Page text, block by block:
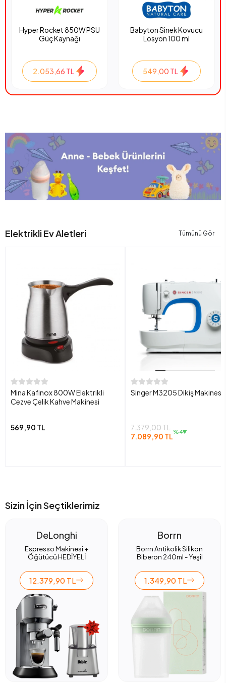
Hyper Rocket 850W PSU
Güç Kaynağı
2.053,66 TL
Babyton Sinek Kovucu
Losyon 100 ml
549,00 TL
Elektrikli Ev Aletleri Tümünü Gör
Mina Kafinox 800W Elektrikli
Cezve Çelik Kahve Makinesi
569,90 TL
Singer M3205 Dikiş Makinesi
7.379,00 TL
7.089,90 TL %4
Sizin İçin Seçtiklerimiz
DeLonghi
Espresso Makinesi +
Öğütücü HEDİYELİ
12.379,90 TL
Borrn
Borrn Antikolik Silikon
Biberon 240ml - Yeşil
1.349,90 TL